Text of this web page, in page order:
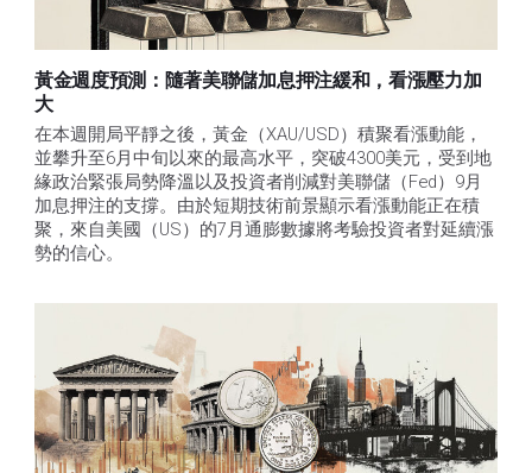
黃金週度預測：隨著美聯儲加息押注緩和，看漲壓力加
大
在本週開局平靜之後，黃金（XAU/USD）積聚看漲動能，
並攀升至6月中旬以來的最高水平，突破4300美元，受到地
緣政治緊張局勢降溫以及投資者削減對美聯儲（Fed）9月
加息押注的支撐。由於短期技術前景顯示看漲動能正在積
聚，來自美國（US）的7月通膨數據將考驗投資者對延續漲
勢的信心。